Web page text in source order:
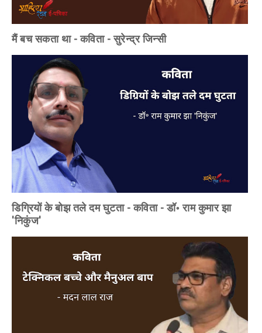
मैं बच सकता था - कविता - सुरेन्द्र जिन्सी
डिग्रियों के बोझ तले दम घुटता - कविता - डॉ॰ राम कुमार झा
'निकुंज'